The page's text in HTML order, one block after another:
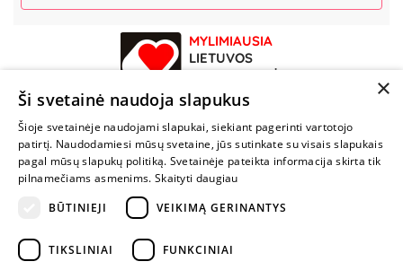
MYLIMIAUSIA
LIETUVOS
ELEKTRONINĖ
PARDUOTUVĖ
NENUSTOK
ŽAISTI
+370 600 84088
info@fantazijos.lt
×
Ši svetainė naudoja slapukus
Šioje svetainėje naudojami slapukai, siekiant pagerinti vartotojo
patirtį. Naudodamiesi mūsų svetaine, jūs sutinkate su visais slapukais
pagal mūsų slapukų politiką. Svetainėje pateikta informacija skirta tik
pilnamečiams asmenims. Skaityti daugiau
BŪTINIEJI
VEIKIMĄ GERINANTYS
TIKSLINIAI FUNKCINIAI